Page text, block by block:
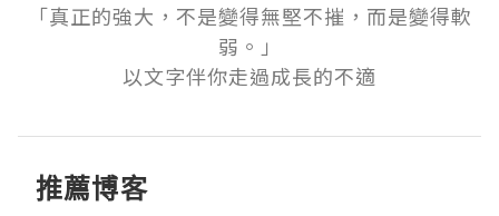
「真正的強大，不是變得無堅不摧，而是變得軟
弱。」
以文字伴你走過成長的不適
推薦博客